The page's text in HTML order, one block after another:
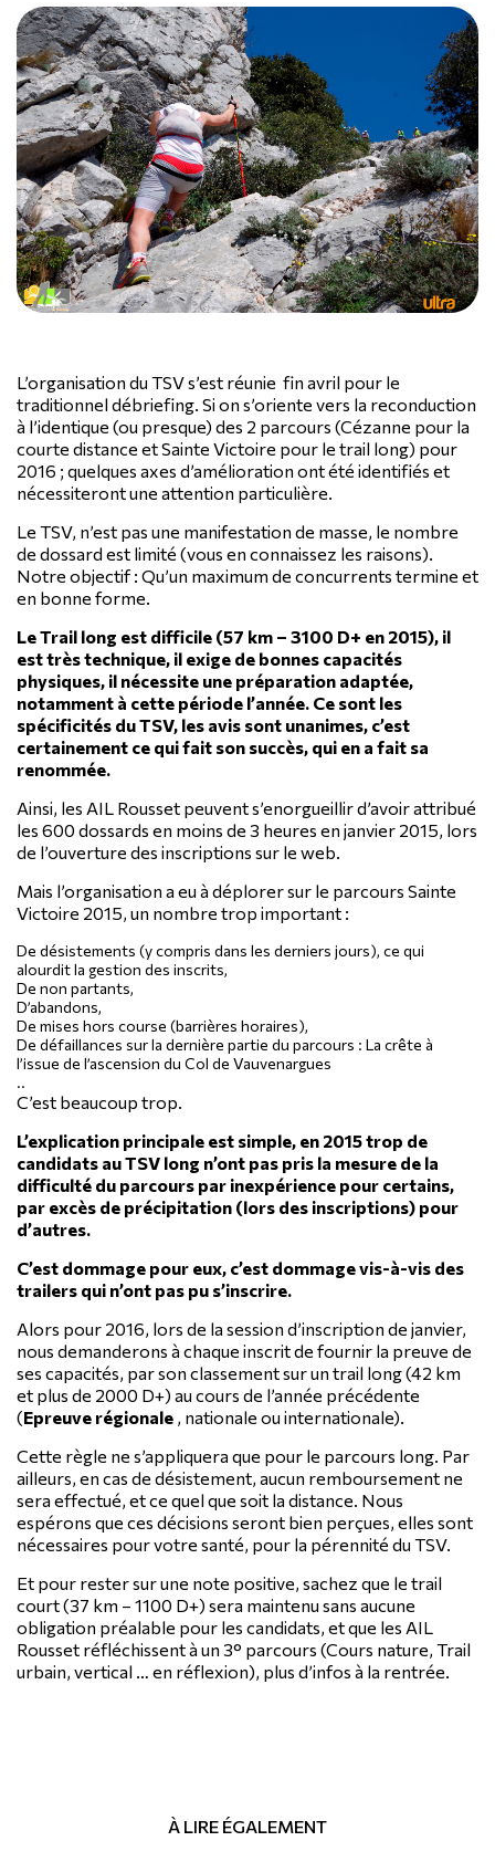
L’organisation du TSV s’est réunie fin avril pour le
traditionnel débriefing. Si on s’oriente vers la reconduction
à l’identique (ou presque) des 2 parcours (Cézanne pour la
courte distance et Sainte Victoire pour le trail long) pour
2016 ; quelques axes d’amélioration ont été identifiés et
nécessiteront une attention particulière.
Le TSV, n’est pas une manifestation de masse, le nombre
de dossard est limité (vous en connaissez les raisons).
Notre objectif : Qu’un maximum de concurrents termine et
en bonne forme.
Le Trail long est difficile (57 km – 3100 D+ en 2015), il
est très technique, il exige de bonnes capacités
physiques, il nécessite une préparation adaptée,
notamment à cette période l’année. Ce sont les
spécificités du TSV, les avis sont unanimes, c’est
certainement ce qui fait son succès, qui en a fait sa
renommée.
Ainsi, les AIL Rousset peuvent s’enorgueillir d’avoir attribué
les 600 dossards en moins de 3 heures en janvier 2015, lors
de l’ouverture des inscriptions sur le web.
Mais l’organisation a eu à déplorer sur le parcours Sainte
Victoire 2015, un nombre trop important :
De désistements (y compris dans les derniers jours), ce qui
alourdit la gestion des inscrits,
De non partants,
D’abandons,
De mises hors course (barrières horaires),
De défaillances sur la dernière partie du parcours : La crête à
l’issue de l’ascension du Col de Vauvenargues
..
C’est beaucoup trop.
L’explication principale est simple, en 2015 trop de
candidats au TSV long n’ont pas pris la mesure de la
difficulté du parcours par inexpérience pour certains,
par excès de précipitation (lors des inscriptions) pour
d’autres.
C’est dommage pour eux, c’est dommage vis-à-vis des
trailers qui n’ont pas pu s’inscrire.
Alors pour 2016, lors de la session d’inscription de janvier,
nous demanderons à chaque inscrit de fournir la preuve de
ses capacités, par son classement sur un trail long (42 km
et plus de 2000 D+) au cours de l’année précédente
(Epreuve régionale , nationale ou internationale).
Cette règle ne s’appliquera que pour le parcours long. Par
ailleurs, en cas de désistement, aucun remboursement ne
sera effectué, et ce quel que soit la distance. Nous
espérons que ces décisions seront bien perçues, elles sont
nécessaires pour votre santé, pour la pérennité du TSV.
Et pour rester sur une note positive, sachez que le trail
court (37 km – 1100 D+) sera maintenu sans aucune
obligation préalable pour les candidats, et que les AIL
Rousset réfléchissent à un 3° parcours (Cours nature, Trail
urbain, vertical … en réflexion), plus d’infos à la rentrée.
À LIRE ÉGALEMENT